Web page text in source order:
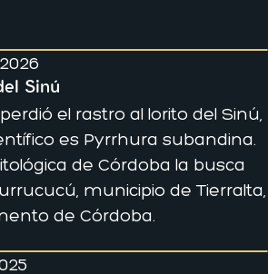
Sinú
el rastro al lorito del Sinú,
es Pyrrhura subandina.
de Córdoba la busca
municipio de Tierralta,
de Córdoba.